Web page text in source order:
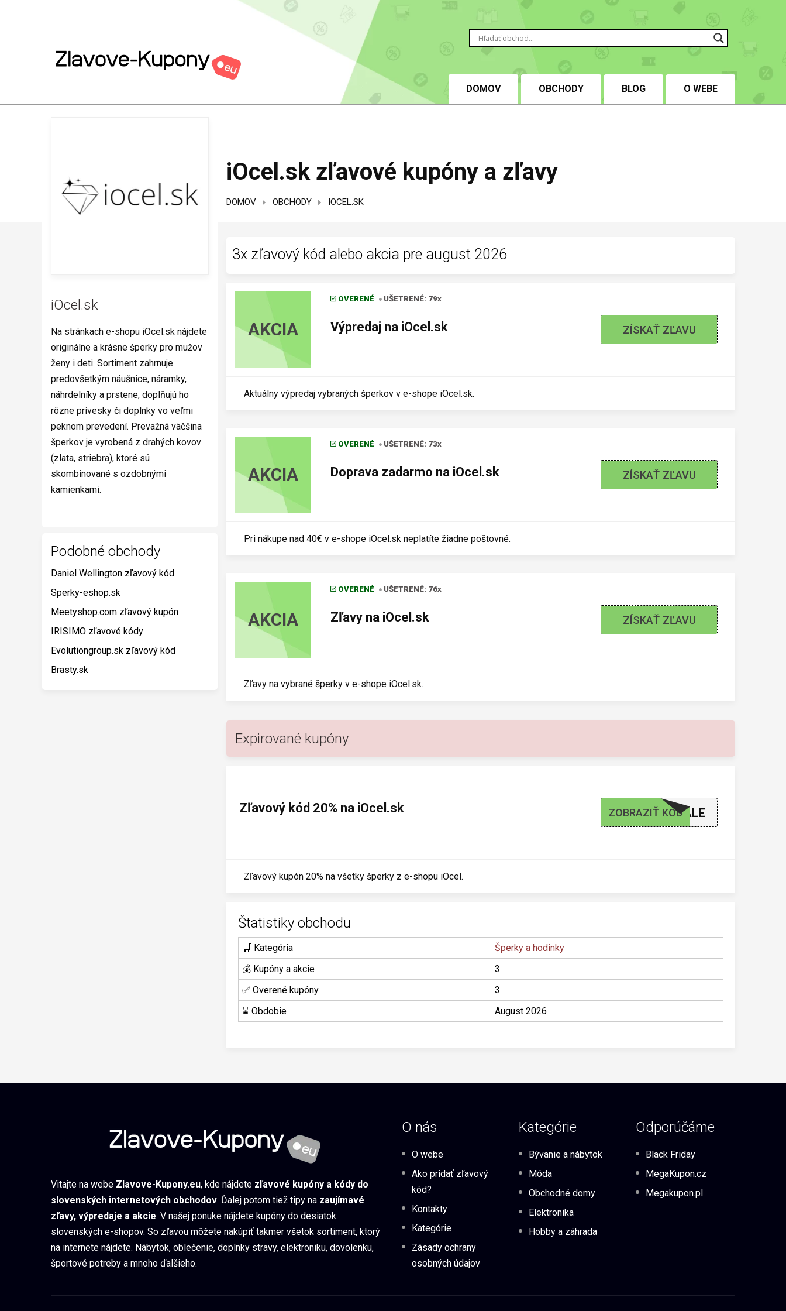
DOMOV OBCHODY BLOG O WEBE
iOcel.sk zľavové kupóny a zľavy
DOMOV OBCHODY IOCEL.SK
3x zľavový kód alebo akcia pre august 2026
AKCIA
OVERENÉ UŠETRENÉ: 79x
Výpredaj na iOcel.sk ZÍSKAŤ ZĽAVU
Aktuálny výpredaj vybraných šperkov v e-shope iOcel.sk.
AKCIA
OVERENÉ UŠETRENÉ: 73x
Doprava zadarmo na iOcel.sk ZÍSKAŤ ZĽAVU
Pri nákupe nad 40€ v e-shope iOcel.sk neplatíte žiadne poštovné.
AKCIA
OVERENÉ UŠETRENÉ: 76x
Zľavy na iOcel.sk ZÍSKAŤ ZĽAVU
Zľavy na vybrané šperky v e-shope iOcel.sk.
Expirované kupóny
Zľavový kód 20% na iOcel.sk ZOBRAZIŤ KÓD
SEPTEMBERSALE
Zľavový kupón 20% na všetky šperky z e-shopu iOcel.
Štatistiky obchodu
🛒 Kategória
Šperky a hodinky
💰 Kupóny a akcie
3
✅ Overené kupóny
3
⌛ Obdobie
August 2026
iOcel.sk
Na stránkach e-shopu iOcel.sk nájdete
originálne a krásne šperky pro mužov
ženy i deti. Sortiment zahrnuje
predovšetkým náušnice, náramky,
náhrdelníky a prstene, doplňujú ho
rôzne prívesky či doplnky vo veľmi
peknom prevedení. Prevažná väčšina
šperkov je vyrobená z drahých kovov
(zlata, striebra), ktoré sú
skombinované s ozdobnými
kamienkami.
Podobné obchody
Daniel Wellington zľavový kód
Sperky-eshop.sk
Meetyshop.com zľavový kupón
IRISIMO zľavové kódy
Evolutiongroup.sk zľavový kód
Brasty.sk
Vitajte na webe Zlavove-Kupony.eu, kde nájdete zľavové kupóny a kódy do
slovenských internetových obchodov. Ďalej potom tiež tipy na zaujímavé
zľavy, výpredaje a akcie. V našej ponuke nájdete kupóny do desiatok
slovenských e-shopov. So zľavou môžete nakúpiť takmer všetok sortiment, ktorý
na internete nájdete. Nábytok, oblečenie, doplnky stravy, elektroniku, dovolenku,
športové potreby a mnoho ďalšieho.
O nás
O webe
Ako pridať zľavový
kód?
Kontakty
Kategórie
Zásady ochrany
osobných údajov
Kategórie
Bývanie a nábytok
Móda
Obchodné domy
Elektronika
Hobby a záhrada
Odporúčáme
Black Friday
MegaKupon.cz
Megakupon.pl